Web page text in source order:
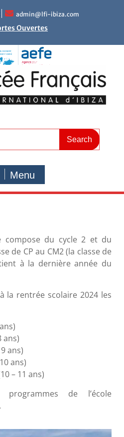
admin@lfi-ibiza.com
Ouvertes
– enseignants
Proviseure
de rentrée 2025
Menu
compose du cycle 2 et du
de CP au CM2 (la classe de
à la dernière année du
la rentrée scolaire 2024 les
ans)
ans)
ans)
– 11 ans)
de l’école
.